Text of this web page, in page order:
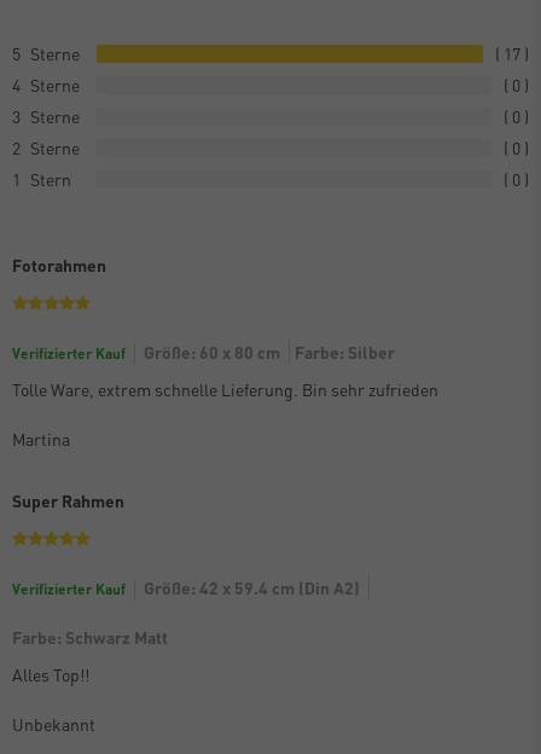
5
17
4
0
3
0
2
0
1
0
Fotorahmen
Verifizierter Kauf Größe: 60 x 80 cm
Farbe: Silber
Tolle Ware, extrem schnelle Lieferung. Bin sehr zufrieden
Martina
Super Rahmen
Verifizierter Kauf Größe: 42 x 59.4 cm (Din A2)
Farbe: Schwarz Matt
Alles Top!!
Unbekannt